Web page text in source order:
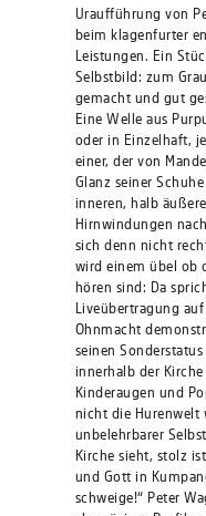
Uraufführung von
beim klagenfurter
Leistungen. Ein
Selbstbild: zum
gemacht und gut
Eine Welle aus
oder in Einzelhaft,
einer, der von
Glanz seiner
inneren, halb
Hirnwindungen
sich denn nicht
wird einem übel ob
hören sind: Da
Liveübertragung
Ohnmacht
seinen
innerhalb der
Kinderaugen und
nicht die Hurenwelt
unbelehrbarer
Kirche sieht, stolz
und Gott in
schweige!“ Peter